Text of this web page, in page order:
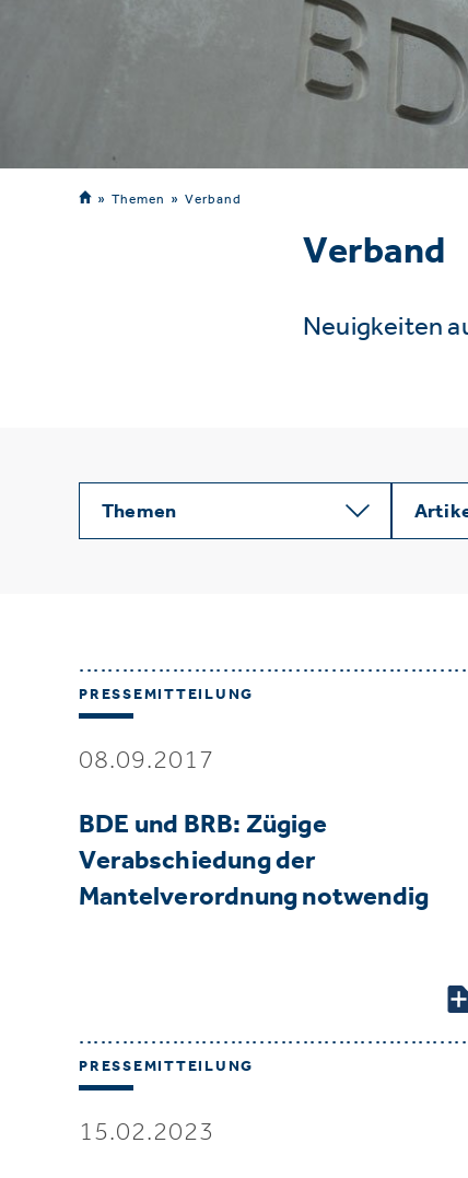
Themen Verband
Verband
Neuigkeiten
Themen
PRESSEMITTEILUNG
08.09.2017
BDE und BRB: Zügige
Verabschiedung der
Mantelverordnung notwendig
PRESSEMITTEILUNG
15.02.2023